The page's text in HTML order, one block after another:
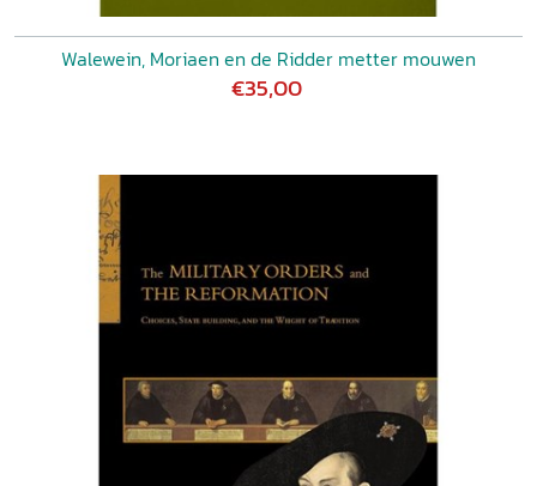
Walewein, Moriaen en de Ridder metter mouwen
€35,00